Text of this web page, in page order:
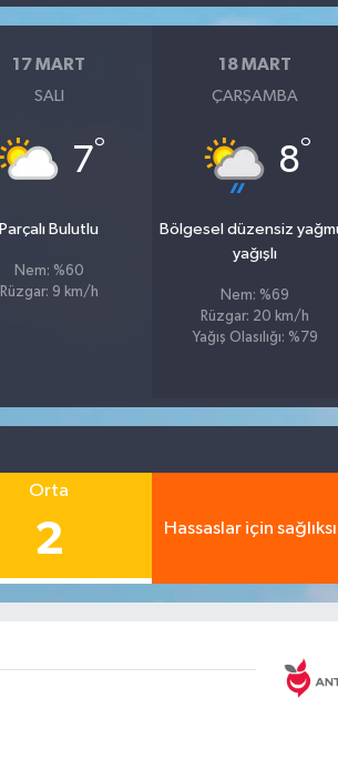
17 MART
SALI
7°
Parçalı Bulutlu
Nem: %60
Rüzgar: 9 km/h
18 MART
ÇARŞAMBA
8°
Bölgesel düzensiz
yağışlı
Nem: %69
Rüzgar: 20 km/h
Yağış Olasılığı: %79
Orta
2 Hassaslar için